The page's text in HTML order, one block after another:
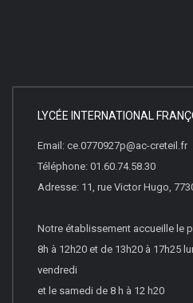
LYCÉE INTERNATIONAL
Email: ce.0770927p@ac-creteil.fr
Téléphone: 01.60.74.58.30
Adresse: 11, rue Victor Hugo,
Notre établissement accueille le
8h à 12h20 et de 13h20 à 17h25
vendredi
et le samedi de 8 h à 12 h20